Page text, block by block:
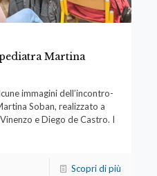
Martina
immagini dell’incontro-
Soban, realizzato a
e Diego de Castro. I
Scopri di più